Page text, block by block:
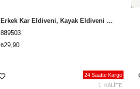
Erkek Kar Eldiveni, Kayak Eldiveni K155
889503
₺29,90
24 Saatte Kargo
1. KALİTE